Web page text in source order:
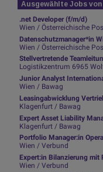
Ausgewählte Jobs
.net Developer (f/m/d)
Wien / Österreichische
Datenschutzmanager*in
Wien / Österreichische
Stellvertretende
Logistikzentrum 6965
Junior Analyst
Wien / Bawag
Leasingabwicklung
Klagenfurt / Bawag
Expert Asset Liability
Klagenfurt / Bawag
Portfolio Manager:in
Wien / Verbund
Expert:in Bilanzierung mit
Wien / Verbund